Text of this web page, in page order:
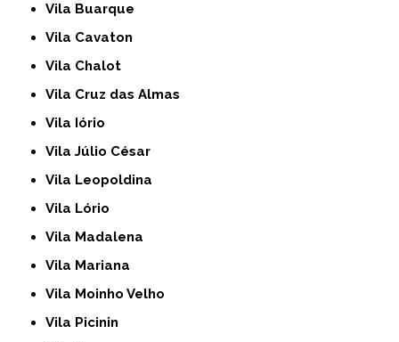
Vila Buarque
Vila Cavaton
Vila Chalot
Vila Cruz das Almas
Vila Iório
Vila Júlio César
Vila Leopoldina
Vila Lório
Vila Madalena
Vila Mariana
Vila Moinho Velho
Vila Picinin